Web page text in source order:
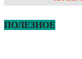
ПОЛЕЗНОЕ